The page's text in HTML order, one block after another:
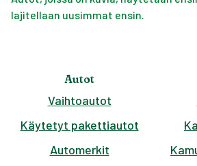
lajitellaan uusimmat ensin.
Autot
Vaihtoautot
Käytetyt pakettiautot
Automerkit